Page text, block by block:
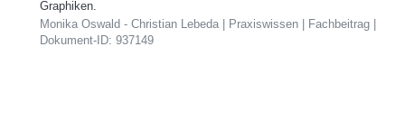
Graphiken.
Monika Oswald - Christian Lebeda | Praxiswissen | Fachbeitrag |
Dokument-ID: 937149